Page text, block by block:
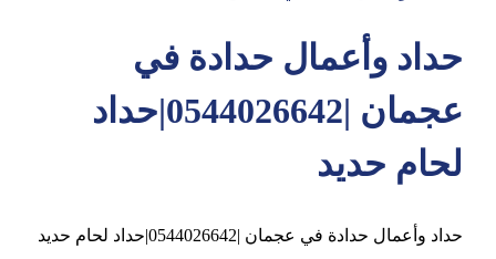
حداد وأعمال حدادة في
عجمان |0544026642|حداد
لحام حديد
حداد وأعمال حدادة في عجمان |0544026642|حداد لحام حديد